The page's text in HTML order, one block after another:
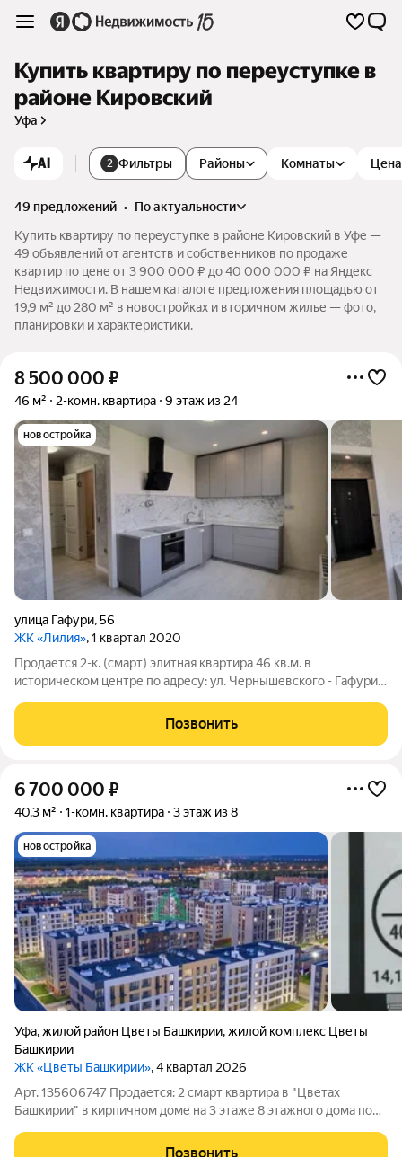
Купить квартиру по переуступке в
районе Кировский
Уфа
AI 2 Фильтры Комнаты Цена
Районы
49 предложений •
по актуальности
Купить квартиру по переуступке в районе Кировский в Уфе —
49 объявлений от агентств и собственников по продаже
квартир по цене от 3 900 000 ₽ до 40 000 000 ₽ на Яндекс
Недвижимости. В нашем каталоге предложения площадью от
19,9 м² до 280 м² в новостройках и вторичном жилье — фото,
планировки и характеристики.
8 500 000 ₽
46 м² 2-комн. квартира 9 этаж из 24
новостройка
улица Гафури,56
ЖК «Лилия», 1 квартал 2020
Продается 2-к. (смарт) элитная квартира 46 кв.м. в
историческом центре по адресу: ул. Чернышевского - Гафури,
Мажита Гафури), кирпичный дом, 9/24 этаж. Новый ремонт из
качественных материалов
Позвонить
6 700 000 ₽
40,3 м² 1-комн. квартира 3 этаж из 8
новостройка
Уфа,жилой район Цветы Башкирии,жилой комплекс Цветы
Башкирии
ЖК «Цветы Башкирии», 4 квартал 2026
Арт. 135606747 Продается: 2 смарт квартира в "Цветах
Башкирии" в кирпичном доме на 3 этаже 8 этажного дома по
Жил.пл. 14,1кв.; Кухня 16,4кв. Описание: Продается уютная 2
Позвонить